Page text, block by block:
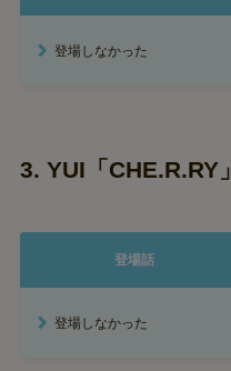
登場しなかった
3. YUI「CHE.R.RY」
登場話
登場しなかった